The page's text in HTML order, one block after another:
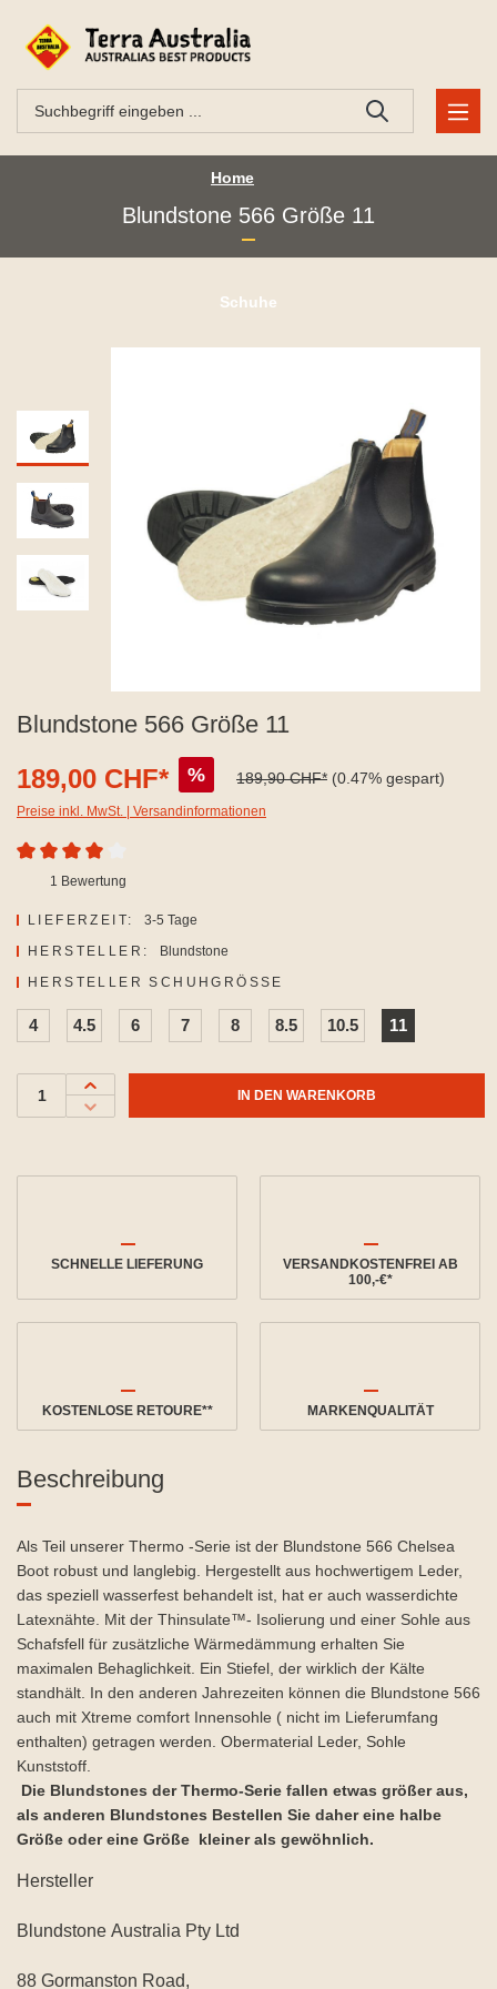
Home
Blundstone 566 Größe 11
Schuhe
Blundstone 566 Größe 11
189,00 CHF* % 189,90 CHF* (0.47% gespart)
Preise inkl. MwSt. | Versandinformationen
Durchschnittliche Bewertung von 4 von 5 Sternen
1 Bewertung
LIEFERZEIT:
3-5 Tage
HERSTELLER:
Blundstone
HERSTELLER SCHUHGRÖSSE
4 4.5 6 7 8 8.5 10.5 11
IN DEN WARENKORB
SCHNELLE LIEFERUNG
VERSANDKOSTENFREI AB
100,-€*
KOSTENLOSE RETOURE** MARKENQUALITÄT
Beschreibung
Als Teil unserer Thermo -Serie ist der Blundstone 566 Chelsea
Boot robust und langlebig. Hergestellt aus hochwertigem Leder,
das speziell wasserfest behandelt ist, hat er auch wasserdichte
Latexnähte. Mit der Thinsulate™- Isolierung und einer Sohle aus
Schafsfell für zusätzliche Wärmedämmung erhalten Sie
maximalen Behaglichkeit. Ein Stiefel, der wirklich der Kälte
standhält. In den anderen Jahrezeiten können die Blundstone 566
auch mit Xtreme comfort Innensohle ( nicht im Lieferumfang
enthalten) getragen werden. Obermaterial Leder, Sohle
Kunststoff.
Die Blundstones der Thermo-Serie fallen etwas größer aus,
als anderen Blundstones Bestellen Sie daher eine halbe
Größe oder eine Größe kleiner als gewöhnlich.
Hersteller
Blundstone Australia Pty Ltd
88 Gormanston Road,